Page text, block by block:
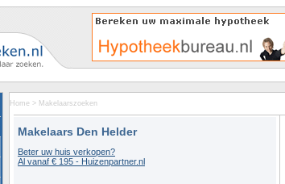
Home > Makelaarszoeken
Makelaars Den Helder
Beter uw huis verkopen?
Al vanaf € 195 - Huizenpartner.nl